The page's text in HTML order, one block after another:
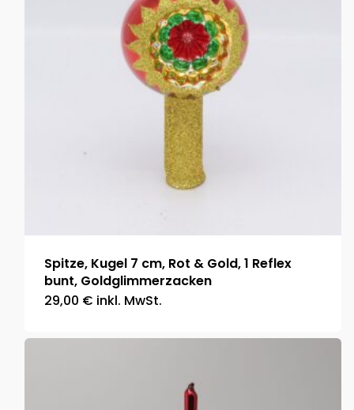
Spitze, Kugel 7 cm, Rot & Gold, 1 Reflex
bunt, Goldglimmerzacken
29,00 € inkl. MwSt.